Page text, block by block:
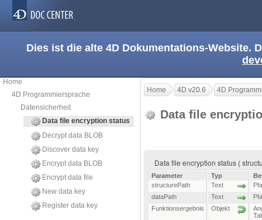
Dies ist die alte 4D Dokumentations-Website.
Home
4D Programmiersprache
Datensicherheit
Data file encryption status
Decrypt data BLOB
Discover data key
Encrypt data BLOB
Encrypt data file
New data key
Register data key
Home 4D v20.6 4D
Data file
Data file encryption status (
Parameter Typ
structurePath
Text
dataPath
Text
Funktionsergebnis
Objekt